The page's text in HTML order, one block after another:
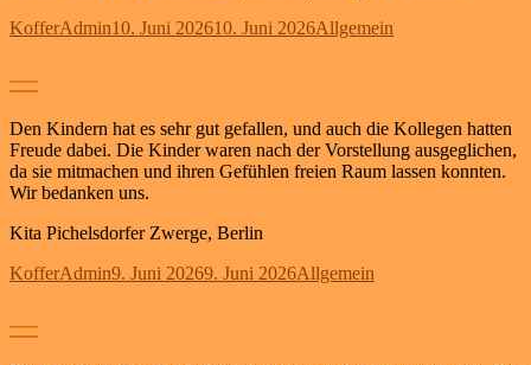
Autor
KofferAdminVeröffentlicht
10. Juni 202610. Juni 2026Kategorien
Allgemein
—
Den Kindern hat es sehr gut gefallen, und auch die Kollegen hatten
Freude dabei. Die Kinder waren nach der Vorstellung ausgeglichen,
da sie mitmachen und ihren Gefühlen freien Raum lassen konnten.
Wir bedanken uns.
Kita Pichelsdorfer Zwerge, Berlin
Autor
KofferAdminVeröffentlicht
9. Juni 20269. Juni 2026Kategorien
Allgemein
—